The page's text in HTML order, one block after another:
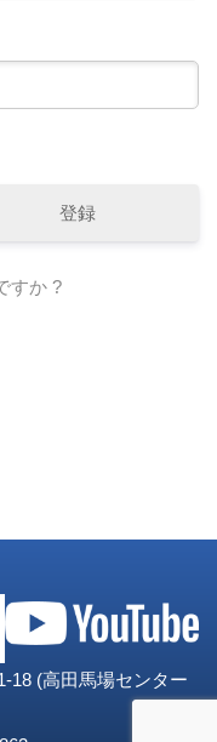
登録
すか ?
18 (高田馬場センター